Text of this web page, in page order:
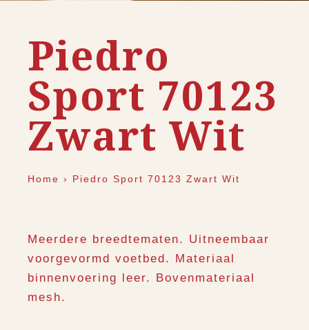
Piedro
Sport 70123
Zwart Wit
Home › Piedro Sport 70123 Zwart Wit
Meerdere breedtematen. Uitneembaar
voorgevormd voetbed. Materiaal
binnenvoering leer. Bovenmateriaal
mesh.